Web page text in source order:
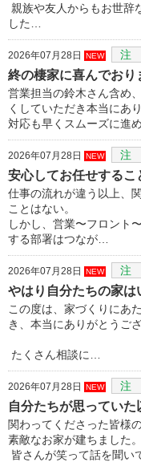
親族や友人からもお世辞
した…
2026年07月28日 NEW 注
終の棲家に喜んでおり
営業担当の鈴木さん含め
くしていただき本当にあ
対応も早くスムーズに進
2026年07月28日 NEW 注
安心してお任せするこ
仕事の流れが違う以上、
ことはない。
しかし、営業〜フロント
する部署はつなが…
2026年07月28日 NEW 注
やはり自分たちの家
この度は、家づくりにあ
き、本当にありがとうご
たくさん相談に…
2026年07月28日 NEW 注
自分たちが思ってい
関わってくださった皆様
素敵なお家が建ちました。
皆さんが笑って話を聞い